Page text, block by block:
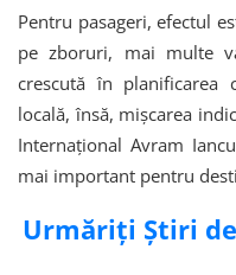
Pentru pasageri, efectul
pe zboruri, mai multe
crescută în planificarea
locală, însă, mișcarea
Internațional Avram
mai important pentru
Urmăriți Știri